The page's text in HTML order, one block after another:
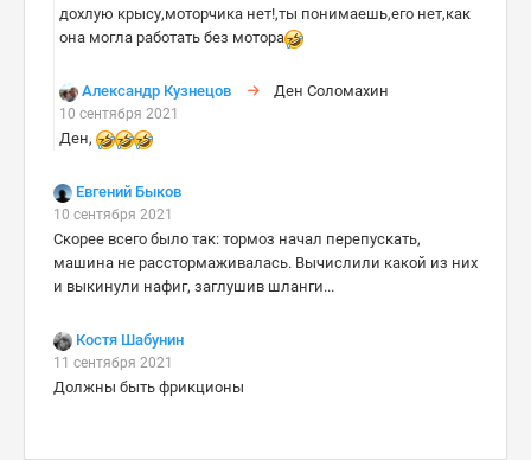
дохлую крысу,моторчика нет!,ты понимаешь,его нет,как
она могла работать без мотора
Александр Кузнецов Ден Соломахин
10 сентября 2021
Ден,
Евгений Быков
10 сентября 2021
Скорее всего было так: тормоз начал перепускать,
машина не расстормаживалась. Вычислили какой из них
и выкинули нафиг, заглушив шланги...
Костя Шабунин
11 сентября 2021
Должны быть фрикционы